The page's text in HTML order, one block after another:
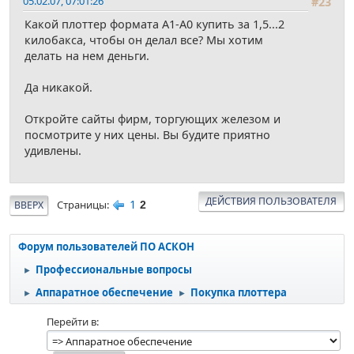
Какой плоттер формата А1-А0 купить за 1,5...2
килобакса, чтобы он делал все? Мы хотим
делать на нем деньги.
Да никакой.
Откройте сайты фирм, торгующих железом и
посмотрите у них цены. Вы будите приятно
удивлены.
ВВЕРХ Страницы 1 2 ДЕЙСТВИЯ ПОЛЬЗОВАТЕЛЯ
Форум пользователей ПО АСКОН
► Профессиональные вопросы
► Аппаратное обеспечение ► Покупка плоттера
Перейти в